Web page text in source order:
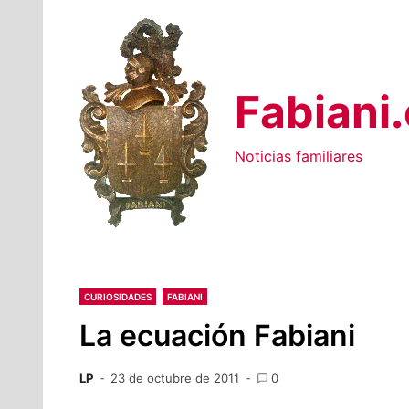
Noticias familiares
CURIOSIDADES FABIANI
La ecuación Fabiani
LP 23 de octubre de 2011 0